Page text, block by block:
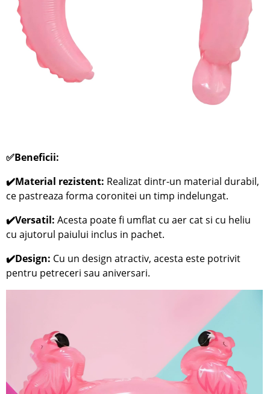
✅Beneficii:
✔️Material rezistent: Realizat dintr-un material durabil,
ce pastreaza forma coronitei un timp indelungat.
✔️Versatil:Acesta poate fi umflat cu aer cat si cu heliu
cu ajutorul paiului inclus in pachet.
✔️Design: Cu un design atractiv, acesta este potrivit
pentru petreceri sau aniversari.